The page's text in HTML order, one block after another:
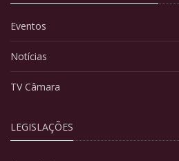
Eventos
Notícias
TV Câmara
LEGISLAÇÕES